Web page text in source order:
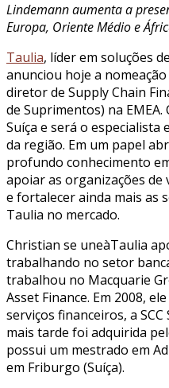
Lindemann aumenta a
Europa, Oriente Médio e
Taulia, líder em soluções
anunciou hoje a
diretor de Supply Chain
de Suprimentos) na
Suíça e será o especialista
da região. Em um papel
profundo conhecimento
apoiar as organizações
e fortalecer ainda mais as
Taulia no mercado.
Christian se uneàTaulia
trabalhando no setor
trabalhou no Macquarie
Asset Finance. Em 2008,
serviços financeiros, a
mais tarde foi adquirida
possui um mestrado em
em Friburgo (Suíça).